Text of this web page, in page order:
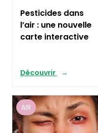
Pesticides dans
l’air : une nouvelle
carte interactive
Découvrir
AIR